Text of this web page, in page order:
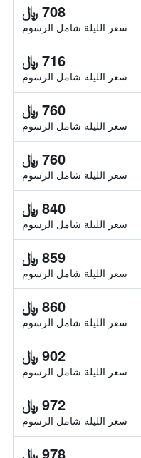
708 ﷼
سعر الليلة شامل الرسوم
716 ﷼
سعر الليلة شامل الرسوم
760 ﷼
سعر الليلة شامل الرسوم
760 ﷼
سعر الليلة شامل الرسوم
840 ﷼
سعر الليلة شامل الرسوم
859 ﷼
سعر الليلة شامل الرسوم
860 ﷼
سعر الليلة شامل الرسوم
902 ﷼
سعر الليلة شامل الرسوم
972 ﷼
سعر الليلة شامل الرسوم
978 ﷼